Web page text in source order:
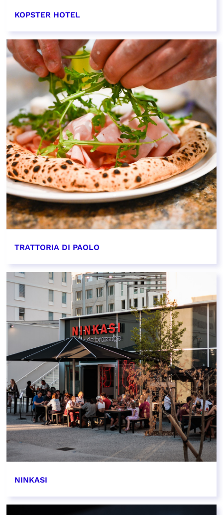
KOPSTER HOTEL
EN SAVOIR PLUS
TRATTORIA DI PAOLO
EN SAVOIR PLUS
NINKASI